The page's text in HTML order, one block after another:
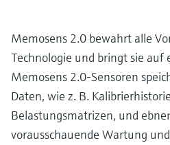
Memosens 2.0 bewahrt alle
Technologie und bringt sie auf
Memosens 2.0-Sensoren
Daten, wie z. B.
Belastungsmatrizen, und
vorausschauende Wartung